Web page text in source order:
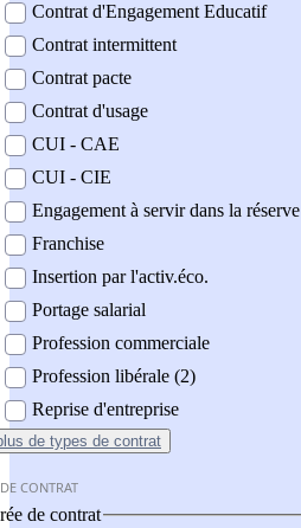
Contrat d'Engagement Educatif
Contrat intermittent
Contrat pacte
Contrat d'usage
CUI - CAE
CUI - CIE
Engagement à servir dans la réserve
Franchise
Insertion par l'activ.éco.
Portage salarial
Profession commerciale
Profession libérale (2)
Reprise d'entreprise
de types de contrat
CONTRAT
de contrat